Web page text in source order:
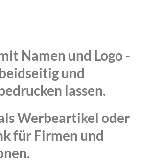
Namen und Logo -
und
lassen.
Werbeartikel oder
für Firmen und